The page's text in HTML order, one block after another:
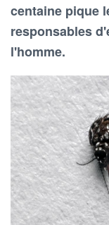
centaine pique
responsables
l'homme.